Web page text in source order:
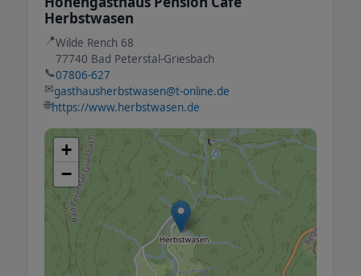
Herbstwasen
📍Wilde Rench 68
77740 Bad Peterstal-Griesbach
📞07806-627
✉gasthausherbstwasen@t-online.de
🌐https://www.herbstwasen.de
+
−